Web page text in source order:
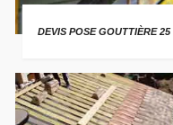
DEVIS POSE GOUTTIÈRE 25